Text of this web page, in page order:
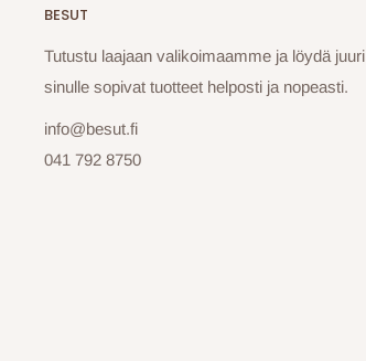
BESUT
Tutustu laajaan valikoimaamme ja löydä juuri
sinulle sopivat tuotteet helposti ja nopeasti.
info@besut.fi
041 792 8750